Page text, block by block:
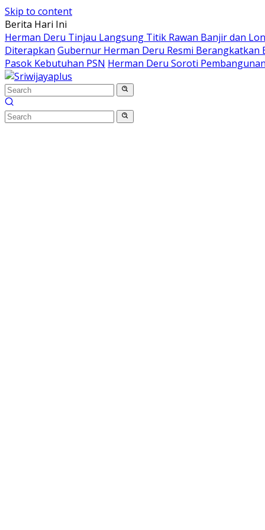
Skip to content
Berita Hari Ini
Herman Deru Tinjau Langsung Titik Rawan Banjir dan
Diterapkan Gubernur Herman Deru Resmi Berangkatkan
Pasok Kebutuhan PSN Herman Deru Soroti